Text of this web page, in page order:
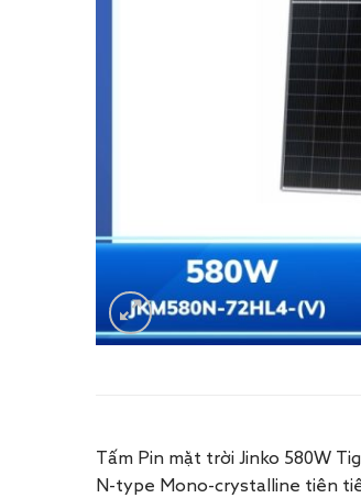
​Tấm Pin mặt trời Jinko 580W
N-type Mono-crystalline tiên